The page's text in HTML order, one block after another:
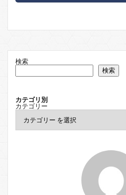
検索
検索
カテゴリ別
カテゴリー